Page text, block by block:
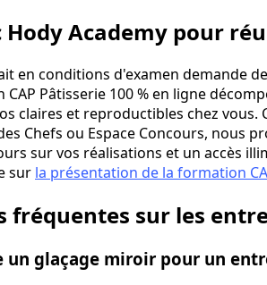
Hody Academy pour
en conditions d'examen demande
Pâtisserie 100 % en ligne
claires et reproductibles chez vous.
Chefs ou Espace Concours, nous
sur vos réalisations et un accès
sur la présentation de la formation
fréquentes sur les
glaçage miroir pour un